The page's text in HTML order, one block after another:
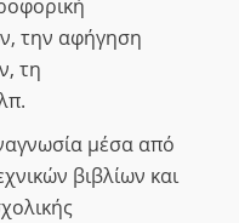
την αφήγηση
τη
μέσα από
βιβλίων και